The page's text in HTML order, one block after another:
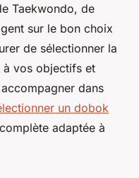
Taekwondo, de
sur le bon choix
de sélectionner la
à vos objectifs et
dans
un dobok
adaptée à